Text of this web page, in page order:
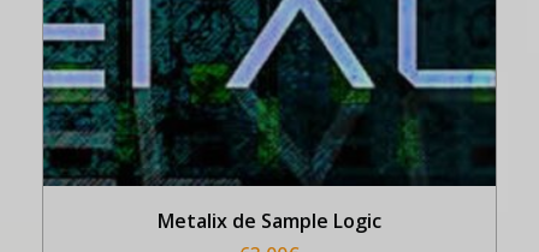
Metalix de Sample Logic